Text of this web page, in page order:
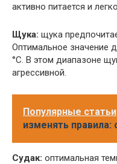
активно питается и
Щука: щука
Оптимальное значение
°C. В этом диапазоне
агрессивной.
Популярные статьи
изменять правила:
Судак: оптимальная